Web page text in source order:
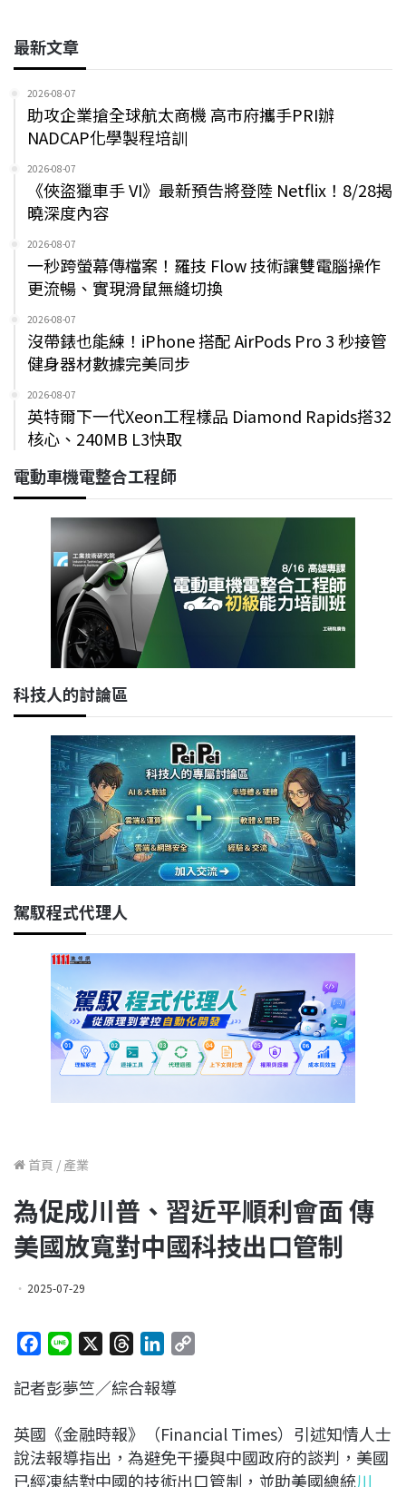
最新文章
2026-08-07
助攻企業搶全球航太商機 高市府攜手PRI辦
NADCAP化學製程培訓
2026-08-07
《俠盜獵車手 VI》最新預告將登陸 Netflix！8/28揭
曉深度內容
2026-08-07
一秒跨螢幕傳檔案！羅技 Flow 技術讓雙電腦操作
更流暢、實現滑鼠無縫切換
2026-08-07
沒帶錶也能練！iPhone 搭配 AirPods Pro 3 秒接管
健身器材數據完美同步
2026-08-07
英特爾下一代Xeon工程樣品 Diamond Rapids搭32
核心、240MB L3快取
電動車機電整合工程師
科技人的討論區
駕馭程式代理人